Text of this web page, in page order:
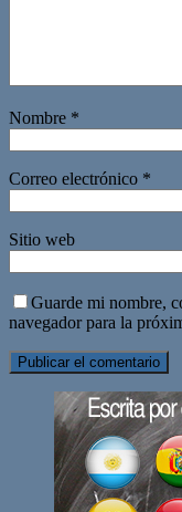
Nombre *
Correo electrónico *
Sitio web
Guarde mi nombre,
navegador para la